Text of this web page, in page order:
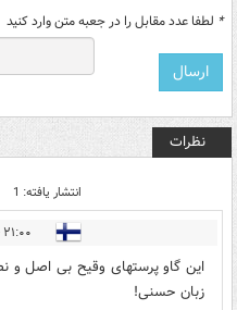
* لطفا عدد مقابل را در جعبه متن وارد کنید
نظرات
انتشار یافته: 1
۲۱:۰۰ - ۱۳۹۸/۱۲/۱۴
این گاو پرستهای وقیح بی اصل و
زبان حسنی!